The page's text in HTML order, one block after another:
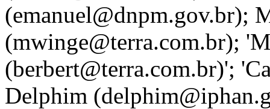
(emanuel@dnpm.gov.br);
(mwinge@terra.com.br);
(berbert@terra.com.br)';
Delphim